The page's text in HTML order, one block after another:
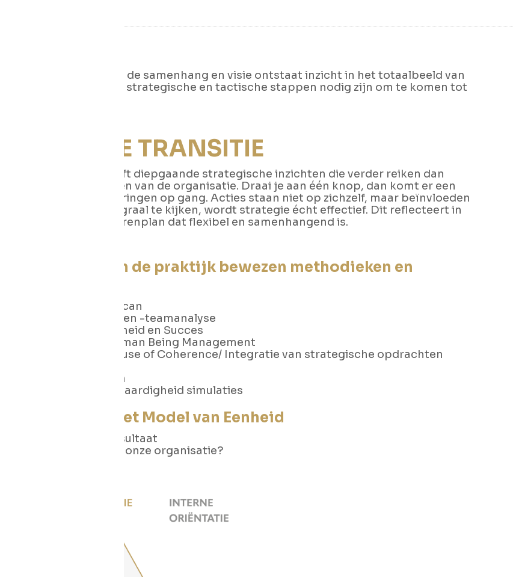
Door het definiëren van de samenhang en visie ontstaat inzicht in het totaalbeeld van
de organisatie en welke strategische en tactische stappen nodig zijn om te komen tot
DUURZAME TRANSITIE
De APK-Methodiek geeft diepgaande strategische inzichten die verder reiken dan
afzonderlijke onderdelen van de organisatie. Draai je aan één knop, dan komt er een
hele keten van veranderingen op gang. Acties staan niet op zichzelf, maar beïnvloeden
elkaar. Alleen door integraal te kijken, wordt strategie écht effectief. Dit reflecteert in
een strategisch meerjarenplan dat flexibel en samenhangend is.
We werken met in de praktijk bewezen methodieken en
De APK-Business Scan
De APK individuele en -teamanalyse
Het model van Eenheid en Succes
De filosofie van Human Being Management
De filosofie van House of Coherence/ Integratie van strategische opdrachten
Systemisch werken
Simulatie (spel en vaardigheid simulaties
We werken met het Model van Eenheid
Van missie naar resultaat
Wat vraagt dat van onze organisatie?